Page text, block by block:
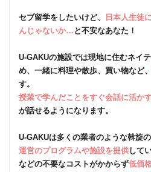
セブ留学をしたいけど、
日本人生徒
んじゃないか… と不安なあなた！
U-GAKUの施設では現地に住むネイ
め、一緒に料理や散歩、買い物など、
す。
授業で学んだことをすぐ会話に活か
が話せるようになります。
U-GAKUは多くの業者のような斡旋
運営のプログラムや施設を提供して
などの不要なコストがかからず低価